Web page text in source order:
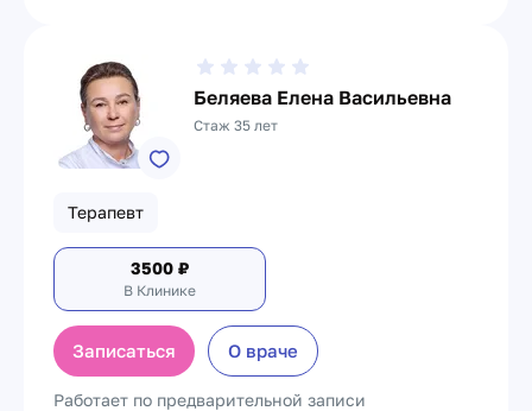
Беляева Елена Васильевна
Стаж 35 лет
Терапевт
3500 ₽
В Клинике
Записаться О враче
Работает по предварительной записи